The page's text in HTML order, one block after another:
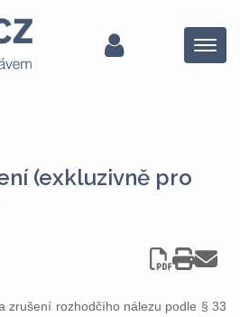
Menu
(exkluzivně pro
zrušení rozhodčího nálezu podle § 33